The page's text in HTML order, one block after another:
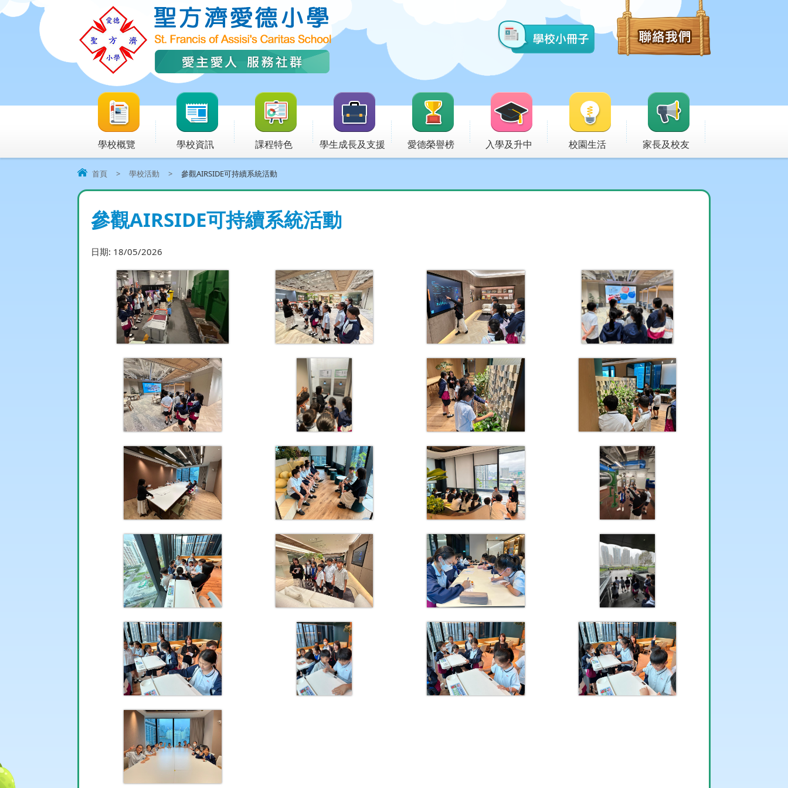
學校概覽 學校資訊 課程特色 學生成長及支援 愛德榮譽榜 入學及升中 校園生活 家長及校友
首頁 > 學校活動 > 參觀AIRSIDE可持續系統活動
參觀AIRSIDE可持續系統活動
日期: 18/05/2026